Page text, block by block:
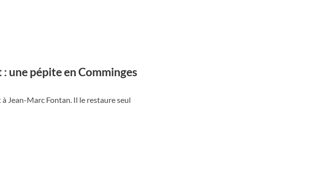
une pépite en Comminges
Jean-Marc Fontan. Il le restaure seul